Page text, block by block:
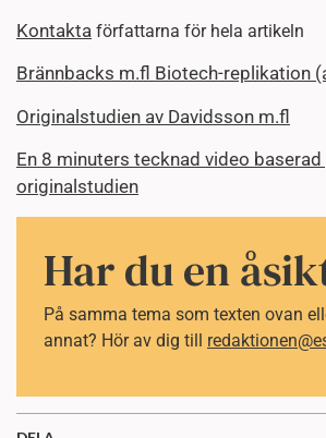
Kontakta författarna för hela artikeln
Brännbacks m.fl Biotech-replikation
Originalstudien av Davidsson m.fl
En 8 minuters tecknad video baserad
originalstudien
Har du en
På samma tema som texten ovan
annat? Hör av dig till